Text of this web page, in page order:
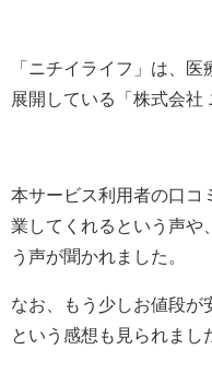
「ニチイライフ」は、
医
展開 している「 株式会社
本サービス利用者の口コ
業してくれるという声や
う声が聞かれました。
なお、もう少しお値段が
という感想も見られまし